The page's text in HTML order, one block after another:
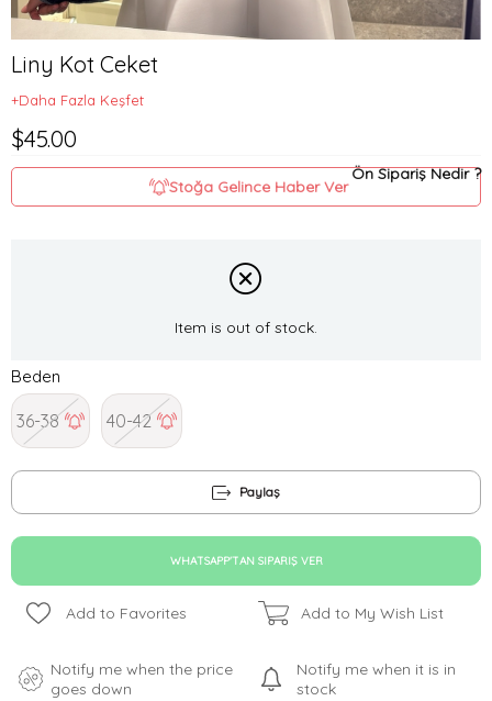
Liny Kot Ceket
+Daha Fazla Keşfet
$45.00
Ön Sipariş Nedir ?
Stoğa Gelince Haber Ver
Item is out of stock.
Beden
36-38 40-42
Paylaş
WHATSAPP'TAN SIPARIŞ VER
Add to Favorites Add to My Wish List
Notify me when the price
goes down
Notify me when it is in
stock